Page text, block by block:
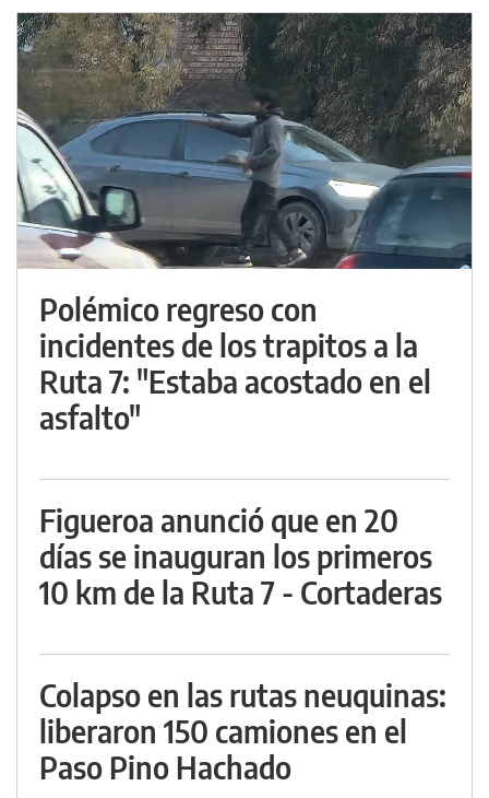
Polémico regreso con
incidentes de los trapitos a la
Ruta 7: "Estaba acostado en el
asfalto"
Figueroa anunció que en 20
días se inauguran los primeros
10 km de la Ruta 7 - Cortaderas
Colapso en las rutas neuquinas:
liberaron 150 camiones en el
Paso Pino Hachado